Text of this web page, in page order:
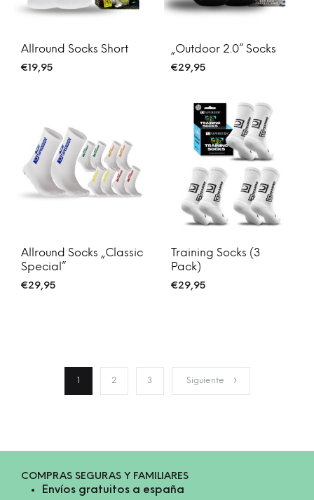
Allround Socks Short
€19,95
„Outdoor 2.0” Socks
€29,95
Allround Socks „Classic
Special”
€29,95
Training Socks (3
Pack)
€29,95
1 2 3 Siguiente
COMPRAS SEGURAS Y FAMILIARES
Envíos gratuitos a españa